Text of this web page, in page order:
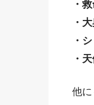
・
・
・
・
他